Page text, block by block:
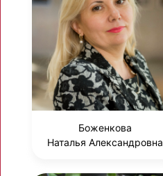
Боженкова
Наталья Александровна